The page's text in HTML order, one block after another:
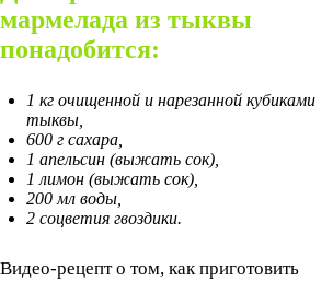
мармелада из тыквы
понадобится:
1 кг очищенной и нарезанной кубиками
тыквы,
600 г сахара,
1 апельсин (выжать сок),
1 лимон (выжать сок),
200 мл воды,
2 соцветия гвоздики.
Видео-рецепт о том, как приготовить